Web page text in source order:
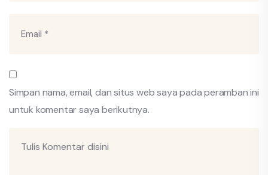
Simpan nama, email, dan situs web saya pada peramban ini
untuk komentar saya berikutnya.